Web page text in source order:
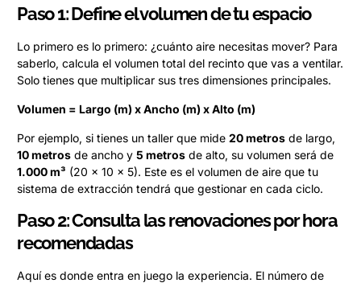
Paso 1: Define el volumen de tu espacio
Lo primero es lo primero: ¿cuánto aire necesitas mover? Para
saberlo, calcula el volumen total del recinto que vas a ventilar.
Solo tienes que multiplicar sus tres dimensiones principales.
Volumen = Largo (m) x Ancho (m) x Alto (m)
Por ejemplo, si tienes un taller que mide 20 metros de largo,
10 metros de ancho y 5 metros de alto, su volumen será de
1.000 m³ (20 x 10 x 5). Este es el volumen de aire que tu
sistema de extracción tendrá que gestionar en cada ciclo.
Paso 2: Consulta las renovaciones por hora
recomendadas
Aquí es donde entra en juego la experiencia. El número de